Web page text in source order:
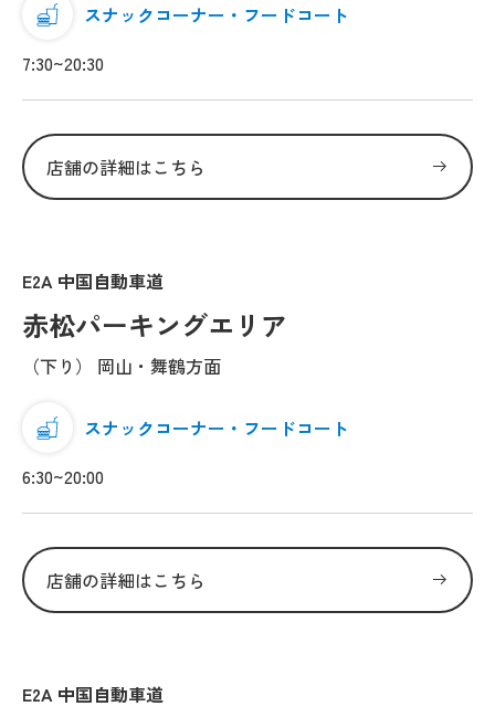
スナックコーナー・フードコート
7:30~20:30
店舗の詳細はこちら
E2A 中国自動車道
赤松パーキングエリア
（下り） 岡山・舞鶴方面
スナックコーナー・フードコート
6:30~20:00
店舗の詳細はこちら
E2A 中国自動車道